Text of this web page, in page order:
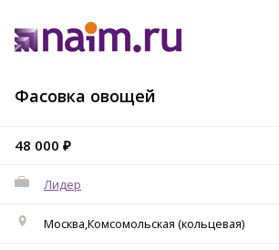
Фасовка овощей
48 000 ₽
Лидер
Москва,Комсомольская (кольцевая)